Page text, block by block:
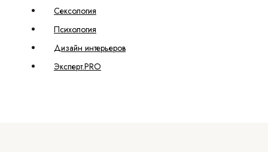
Сексология
Психология
Дизайн интерьеров
Эксперт.PRO